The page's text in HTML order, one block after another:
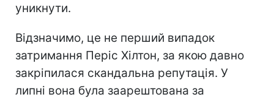
уникнути.
Відзначимо, це не перший випадок
затримання Періс Хілтон, за якою давно
закріпилася скандальна репутація. У
липні вона була заарештована за